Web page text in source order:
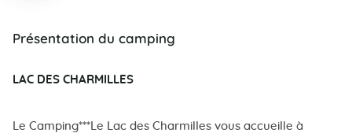
Présentation du camping
LAC DES CHARMILLES
Le Camping***Le Lac des Charmilles vous accueille à